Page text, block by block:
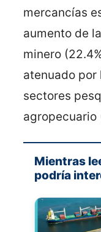
mercancías
aumento de
minero
atenuado por
sectores
agropecuario
Mientras
podría